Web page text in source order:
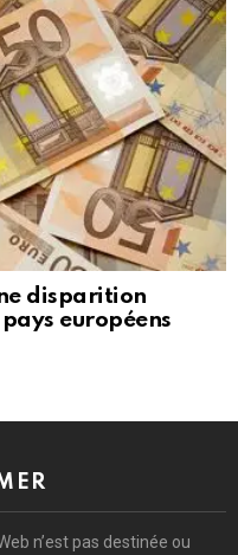
disparition
européens
n’est pas destinée ou